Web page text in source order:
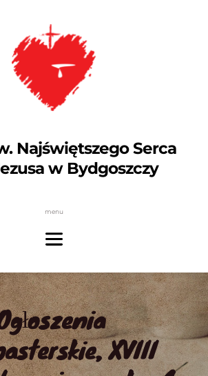
Najświętszego Serca
w Bydgoszczy
menu
XVIII